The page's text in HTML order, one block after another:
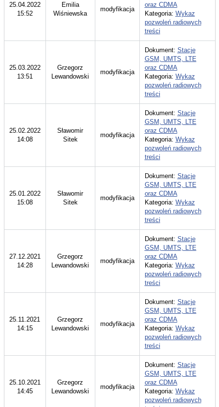
25.04.2022
15:52
Emilia
Wiśniewska
modyfikacja
oraz CDMA
Kategoria: Wykaz
pozwoleń radiowych
treści
25.03.2022
13:51
Grzegorz
Lewandowski
modyfikacja
Dokument: Stacje
GSM, UMTS, LTE
oraz CDMA
Kategoria: Wykaz
pozwoleń radiowych
treści
25.02.2022
14:08
Sławomir
Sitek
modyfikacja
Dokument: Stacje
GSM, UMTS, LTE
oraz CDMA
Kategoria: Wykaz
pozwoleń radiowych
treści
25.01.2022
15:08
Sławomir
Sitek
modyfikacja
Dokument: Stacje
GSM, UMTS, LTE
oraz CDMA
Kategoria: Wykaz
pozwoleń radiowych
treści
27.12.2021
14:28
Grzegorz
Lewandowski
modyfikacja
Dokument: Stacje
GSM, UMTS, LTE
oraz CDMA
Kategoria: Wykaz
pozwoleń radiowych
treści
25.11.2021
14:15
Grzegorz
Lewandowski
modyfikacja
Dokument: Stacje
GSM, UMTS, LTE
oraz CDMA
Kategoria: Wykaz
pozwoleń radiowych
treści
25.10.2021
14:45
Grzegorz
Lewandowski
modyfikacja
Dokument: Stacje
GSM, UMTS, LTE
oraz CDMA
Kategoria: Wykaz
pozwoleń radiowych